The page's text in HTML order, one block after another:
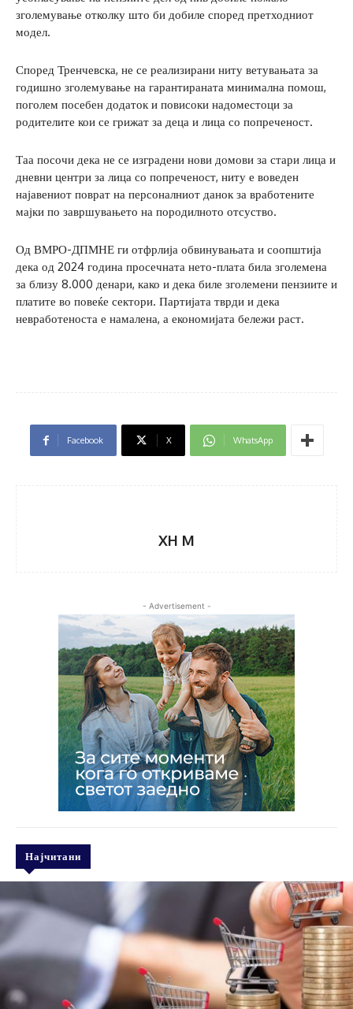
зголемување отколку што би добиле според претходниот
модел.
Според Тренчевска, не се реализирани ниту ветувањата за
годишно зголемување на гарантираната минимална помош,
поголем посебен додаток и повисоки надоместоци за
родителите кои се грижат за деца и лица со попреченост.
Таа посочи дека не се изградени нови домови за стари лица и
дневни центри за лица со попреченост, ниту е воведен
најавениот поврат на персоналниот данок за вработените
мајки по завршувањето на породилното отсуство.
Од ВМРО-ДПМНЕ ги отфрлија обвинувањата и соопштија
дека од 2024 година просечната нето-плата била зголемена
за близу 8.000 денари, како и дека биле зголемени пензиите и
платите во повеќе сектори. Партијата тврди и дека
невработеноста е намалена, а економијата бележи раст.
Facebook X WhatsApp
XH M
- Advertisement -
Најчитани